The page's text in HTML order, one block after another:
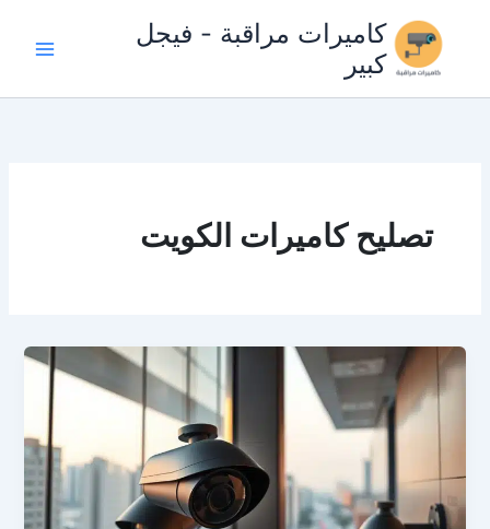
المحتوى
كاميرات مراقبة - فيجل
كبير
تصليح كاميرات الكويت